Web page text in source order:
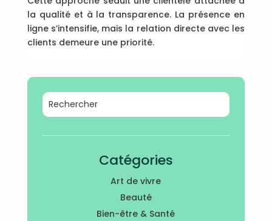
la qualité et à la transparence. La présence en
ligne s’intensifie, mais la relation directe avec les
clients demeure une priorité.
Catégories
Art de vivre
Beauté
Bien-être & Santé